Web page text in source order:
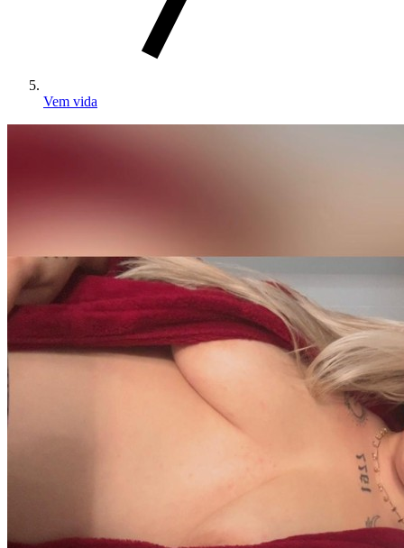
Vem vida